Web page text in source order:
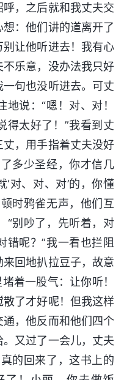
，之后就和我丈夫交
：他们讲的道离开了
让他听进去！我有心
乐意，没办法我只好
句也没听进去。可丈
说：“嗯！对、对！
得太好了！”我看到丈
，用手指着丈夫没好
多少圣经，你才信几
对、对、对’的，你懂
时鸦雀无声，他们互
“别吵了，先听着，对
错呢？”我一看也拦阻
回地扒拉豆子，故意
着一股气：让你听！
了才好呢！但我这样
，他反而和他们四个
又过了一会儿，丈夫
的回来了，这书上的